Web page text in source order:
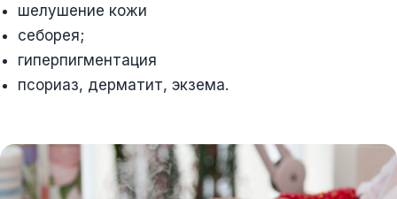
шелушение кожи
себорея;
гиперпигментация
псориаз, дерматит, экзема.